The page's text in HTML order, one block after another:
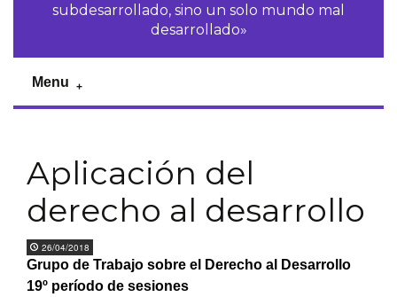
subdesarrollado, sino un solo mundo mal
desarrollado»
Menu
Aplicación del
derecho al desarrollo
26/04/2018
Grupo de Trabajo sobre el Derecho al Desarrollo
19º período de sesiones